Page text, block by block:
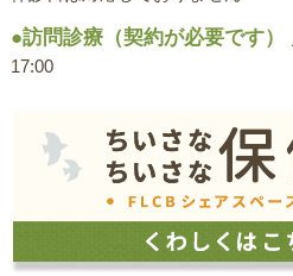
●訪問診療（契約が必要です）
17:00